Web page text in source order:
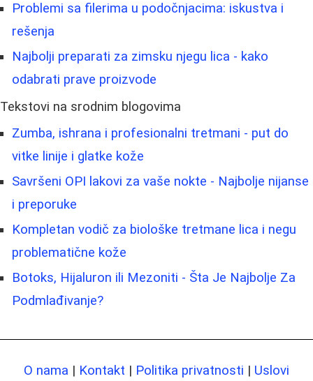
Problemi sa filerima u podočnjacima: iskustva i
rešenja
Najbolji preparati za zimsku njegu lica - kako
odabrati prave proizvode
Tekstovi na srodnim blogovima
Zumba, ishrana i profesionalni tretmani - put do
vitke linije i glatke kože
Savršeni OPI lakovi za vaše nokte - Najbolje nijanse
i preporuke
Kompletan vodič za biološke tretmane lica i negu
problematične kože
Botoks, Hijaluron ili Mezoniti - Šta Je Najbolje Za
Podmlađivanje?
O nama | Kontakt | Politika privatnosti | Uslovi